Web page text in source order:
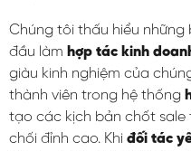
Chúng tôi thấu hiểu
đầu làm hợp tác kinh
giàu kinh nghiệm của
thành viên trong hệ thống
tạo các kịch bản chốt sale
chối đỉnh cao. Khi đối tác